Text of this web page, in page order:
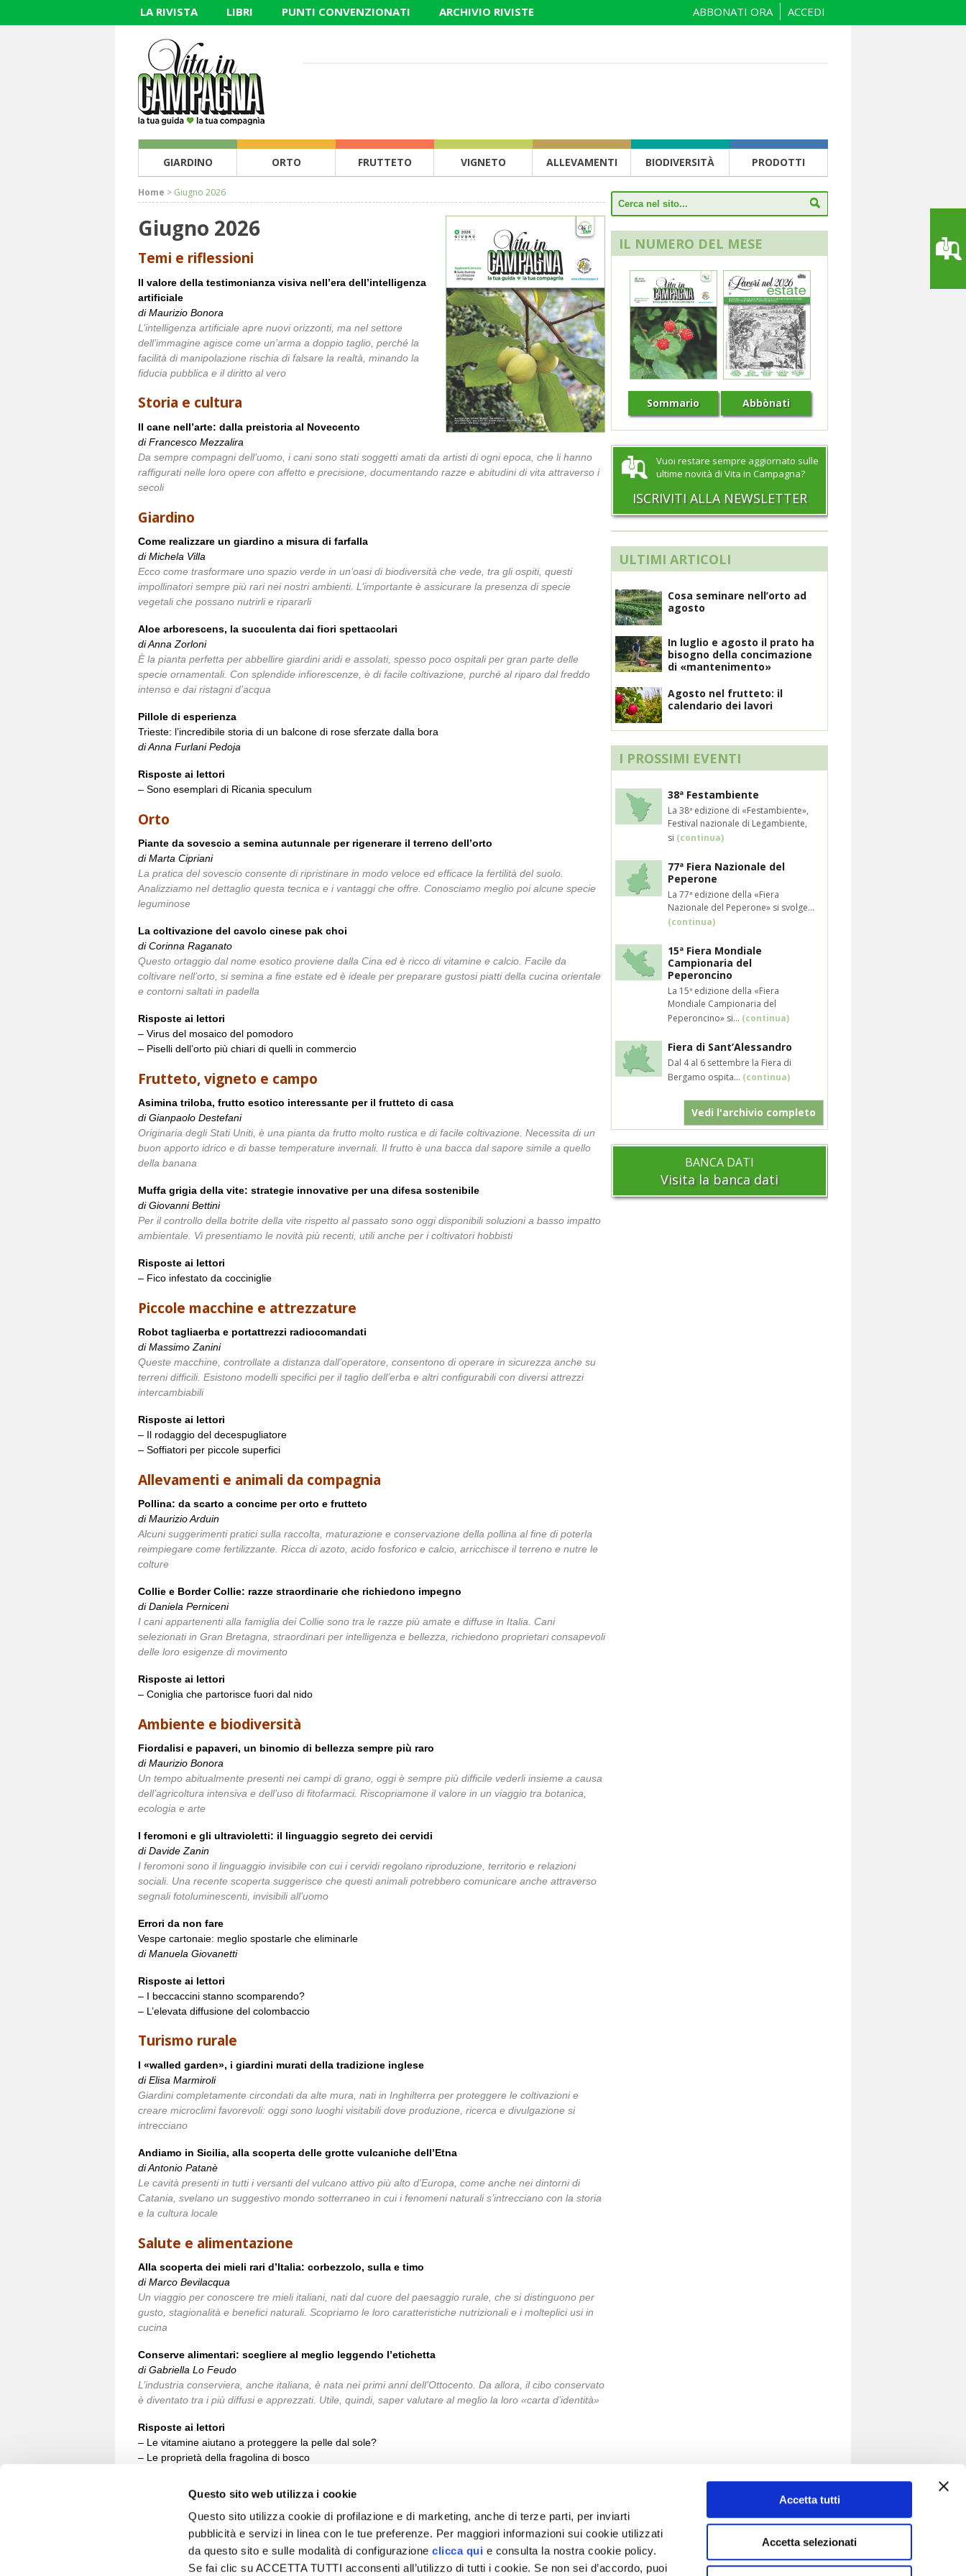
Questo sito web utilizza i cookie
Questo sito utilizza cookie di profilazione e di marketing, anche di terze parti, per inviarti
pubblicità e servizi in linea con le tue preferenze. Per maggiori informazioni sui cookie utilizzati
da questo sito e sulle modalità di configurazioneclicca qui e consulta la nostra cookie policy.
Se fai clic su ACCETTA TUTTI acconsenti all’utilizzo di tutti i cookie. Se non sei d’accordo, puoi
Accetta tutti
Accetta selezionati
LA RIVISTA LIBRI PUNTI CONVENZIONATI ARCHIVIO RIVISTE ACCEDI
ABBONATI ORA
GIARDINO ORTO FRUTTETO VIGNETO ALLEVAMENTI BIODIVERSITÀ PRODOTTI
Home > Giugno 2026
Giugno 2026
Temi e riflessioni
Il valore della testimonianza visiva nell’era dell’intelligenza
artificiale
di Maurizio Bonora
L’intelligenza artificiale apre nuovi orizzonti, ma nel settore
dell’immagine agisce come un’arma a doppio taglio, perché la
facilità di manipolazione rischia di falsare la realtà, minando la
fiducia pubblica e il diritto al vero
Storia e cultura
Il cane nell’arte: dalla preistoria al Novecento
di Francesco Mezzalira
Da sempre compagni dell’uomo, i cani sono stati soggetti amati da artisti di ogni epoca, che li hanno
raffigurati nelle loro opere con affetto e precisione, documentando razze e abitudini di vita attraverso i
secoli
Giardino
Come realizzare un giardino a misura di farfalla
di Michela Villa
Ecco come trasformare uno spazio verde in un’oasi di biodiversità che vede, tra gli ospiti, questi
impollinatori sempre più rari nei nostri ambienti. L’importante è assicurare la presenza di specie
vegetali che possano nutrirli e ripararli
Aloe arborescens, la succulenta dai fiori spettacolari
di Anna Zorloni
È la pianta perfetta per abbellire giardini aridi e assolati, spesso poco ospitali per gran parte delle
specie ornamentali. Con splendide infiorescenze, è di facile coltivazione, purché al riparo dal freddo
intenso e dai ristagni d’acqua
Pillole di esperienza
Trieste: l’incredibile storia di un balcone di rose sferzate dalla bora
di Anna Furlani Pedoja
Risposte ai lettori
– Sono esemplari di Ricania speculum
Orto
Piante da sovescio a semina autunnale per rigenerare il terreno dell’orto
di Marta Cipriani
La pratica del sovescio consente di ripristinare in modo veloce ed efficace la fertilità del suolo.
Analizziamo nel dettaglio questa tecnica e i vantaggi che offre. Conosciamo meglio poi alcune specie
leguminose
La coltivazione del cavolo cinese pak choi
di Corinna Raganato
Questo ortaggio dal nome esotico proviene dalla Cina ed è ricco di vitamine e calcio. Facile da
coltivare nell’orto, si semina a fine estate ed è ideale per preparare gustosi piatti della cucina orientale
e contorni saltati in padella
Risposte ai lettori
– Virus del mosaico del pomodoro
– Piselli dell’orto più chiari di quelli in commercio
Frutteto, vigneto e campo
Asimina triloba, frutto esotico interessante per il frutteto di casa
di Gianpaolo Destefani
Originaria degli Stati Uniti, è una pianta da frutto molto rustica e di facile coltivazione. Necessita di un
buon apporto idrico e di basse temperature invernali. Il frutto è una bacca dal sapore simile a quello
della banana
Muffa grigia della vite: strategie innovative per una difesa sostenibile
di Giovanni Bettini
Per il controllo della botrite della vite rispetto al passato sono oggi disponibili soluzioni a basso impatto
ambientale. Vi presentiamo le novità più recenti, utili anche per i coltivatori hobbisti
Risposte ai lettori
– Fico infestato da cocciniglie
Piccole macchine e attrezzature
Robot tagliaerba e portattrezzi radiocomandati
di Massimo Zanini
Queste macchine, controllate a distanza dall’operatore, consentono di operare in sicurezza anche su
terreni difficili. Esistono modelli specifici per il taglio dell’erba e altri configurabili con diversi attrezzi
intercambiabili
Risposte ai lettori
– Il rodaggio del decespugliatore
– Soffiatori per piccole superfici
Allevamenti e animali da compagnia
Pollina: da scarto a concime per orto e frutteto
di Maurizio Arduin
Alcuni suggerimenti pratici sulla raccolta, maturazione e conservazione della pollina al fine di poterla
reimpiegare come fertilizzante. Ricca di azoto, acido fosforico e calcio, arricchisce il terreno e nutre le
colture
Collie e Border Collie: razze straordinarie che richiedono impegno
di Daniela Perniceni
I cani appartenenti alla famiglia dei Collie sono tra le razze più amate e diffuse in Italia. Cani
selezionati in Gran Bretagna, straordinari per intelligenza e bellezza, richiedono proprietari consapevoli
delle loro esigenze di movimento
Risposte ai lettori
– Coniglia che partorisce fuori dal nido
Ambiente e biodiversità
Fiordalisi e papaveri, un binomio di bellezza sempre più raro
di Maurizio Bonora
Un tempo abitualmente presenti nei campi di grano, oggi è sempre più difficile vederli insieme a causa
dell’agricoltura intensiva e dell’uso di fitofarmaci. Riscopriamone il valore in un viaggio tra botanica,
ecologia e arte
I feromoni e gli ultravioletti: il linguaggio segreto dei cervidi
di Davide Zanin
I feromoni sono il linguaggio invisibile con cui i cervidi regolano riproduzione, territorio e relazioni
sociali. Una recente scoperta suggerisce che questi animali potrebbero comunicare anche attraverso
segnali fotoluminescenti, invisibili all’uomo
Errori da non fare
Vespe cartonaie: meglio spostarle che eliminarle
di Manuela Giovanetti
Risposte ai lettori
– I beccaccini stanno scomparendo?
– L’elevata diffusione del colombaccio
Turismo rurale
I «walled garden», i giardini murati della tradizione inglese
di Elisa Marmiroli
Giardini completamente circondati da alte mura, nati in Inghilterra per proteggere le coltivazioni e
creare microclimi favorevoli: oggi sono luoghi visitabili dove produzione, ricerca e divulgazione si
intrecciano
Andiamo in Sicilia, alla scoperta delle grotte vulcaniche dell’Etna
di Antonio Patanè
Le cavità presenti in tutti i versanti del vulcano attivo più alto d’Europa, come anche nei dintorni di
Catania, svelano un suggestivo mondo sotterraneo in cui i fenomeni naturali s’intrecciano con la storia
e la cultura locale
Salute e alimentazione
Alla scoperta dei mieli rari d’Italia: corbezzolo, sulla e timo
di Marco Bevilacqua
Un viaggio per conoscere tre mieli italiani, nati dal cuore del paesaggio rurale, che si distinguono per
gusto, stagionalità e benefici naturali. Scopriamo le loro caratteristiche nutrizionali e i molteplici usi in
cucina
Conserve alimentari: scegliere al meglio leggendo l’etichetta
di Gabriella Lo Feudo
L’industria conserviera, anche italiana, è nata nei primi anni dell’Ottocento. Da allora, il cibo conservato
è diventato tra i più diffusi e apprezzati. Utile, quindi, saper valutare al meglio la loro «carta d’identità»
Risposte ai lettori
– Le vitamine aiutano a proteggere la pelle dal sole?
– Le proprietà della fragolina di bosco
IL NUMERO DEL MESE
Sommario Abbònati
Vuoi restare sempre aggiornato sulle
ultime novità di Vita in Campagna?
ISCRIVITI ALLA NEWSLETTER
ULTIMI ARTICOLI
Cosa seminare nell’orto ad
agosto
In luglio e agosto il prato ha
bisogno della concimazione
di «mantenimento»
Agosto nel frutteto: il
calendario dei lavori
I PROSSIMI EVENTI
38ª Festambiente
La 38ª edizione di «Festambiente»,
Festival nazionale di Legambiente,
si (continua)
77ª Fiera Nazionale del
Peperone
La 77ª edizione della «Fiera
Nazionale del Peperone» si svolge...
(continua)
15ª Fiera Mondiale
Campionaria del
Peperoncino
La 15ª edizione della «Fiera
Mondiale Campionaria del
Peperoncino» si... (continua)
Fiera di Sant’Alessandro
Dal 4 al 6 settembre la Fiera di
Bergamo ospita... (continua)
Vedi l'archivio completo
BANCA DATI
Visita la banca dati
VITA IN CAMPAGNA
© 2026 - Tutti i diritti riservati
ESPLORA VITA IN CAMPAGNA
Chi siamo Note legali
SEZIONI
Giardino Allevamenti
SOCIAL
Segui anche i nostri profili social per